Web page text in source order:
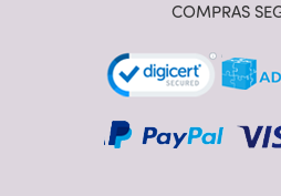
COMPRAS